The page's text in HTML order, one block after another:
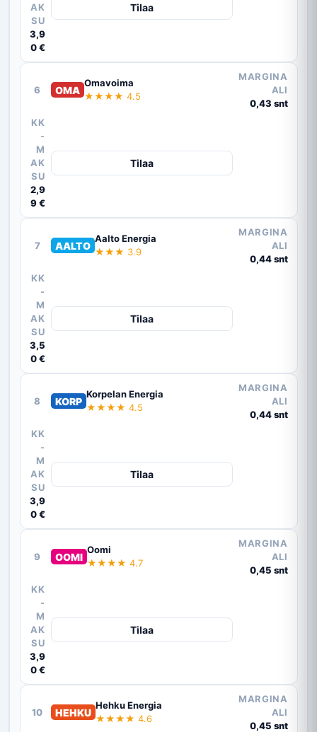
AK
SU
3,9
0 €
Tilaa
6 OMA
Omavoima
★★★★ 4.5
MARGINA
ALI
0,43 snt
KK
-
M
AK
SU
2,9
9 €
Tilaa
7 AALTO
Aalto Energia
★★★ 3.9
MARGINA
ALI
0,44 snt
KK
-
M
AK
SU
3,5
0 €
Tilaa
8 KORP
Korpelan Energia
★★★★ 4.5
MARGINA
ALI
0,44 snt
KK
-
M
AK
SU
3,9
0 €
Tilaa
9 OOMI
Oomi
★★★★ 4.7
MARGINA
ALI
0,45 snt
KK
-
M
AK
SU
3,9
0 €
Tilaa
10 HEHKU
Hehku Energia
★★★★ 4.6
MARGINA
ALI
0,45 snt